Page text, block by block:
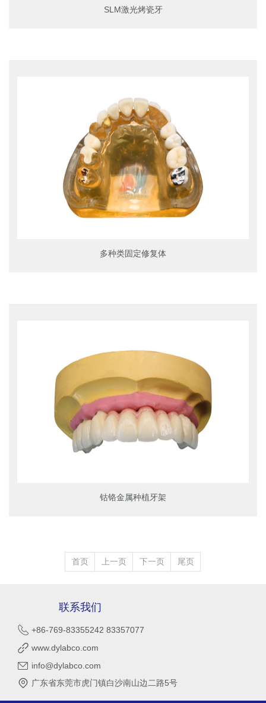
SLM激光烤瓷牙
多种类固定修复体
钴铬金属种植牙架
首页 上一页 下一页 尾页
联系我们
+86-769-83355242 83357077
www.dylabco.com
info@dylabco.com
广东省东莞市虎门镇白沙南山边二路5号